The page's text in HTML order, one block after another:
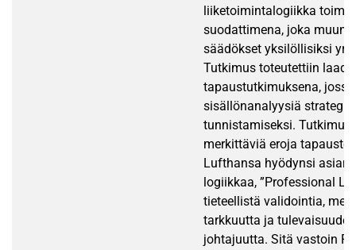
liiketoimintalogiikka toimii
suodattimena, joka
säädökset yksilöllisiksi
Tutkimus toteutettiin
tapaustutkimuksena,
sisällönanalyysiä
tunnistamiseksi.
merkittäviä eroja
Lufthansa hyödynsi
logiikkaa, ”Professional
tieteellistä validointia,
tarkkuutta ja
johtajuutta. Sitä vastoin